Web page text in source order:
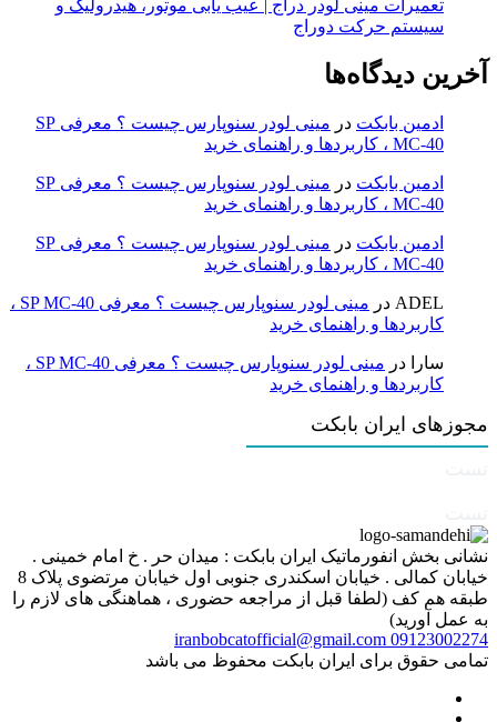
تعمیرات مینی لودر دراج | عیب یابی موتور، هیدرولیک و
سیستم حرکت دوراج
آخرین دیدگاه‌ها
ادمین بابکت در
مینی لودر سنوپارس چیست ؟ معرفی SP
MC-40 ، کاربردها و راهنمای خرید
ادمین بابکت در
مینی لودر سنوپارس چیست ؟ معرفی SP
MC-40 ، کاربردها و راهنمای خرید
ادمین بابکت در
مینی لودر سنوپارس چیست ؟ معرفی SP
MC-40 ، کاربردها و راهنمای خرید
ADEL در
مینی لودر سنوپارس چیست ؟ معرفی SP MC-40 ،
کاربردها و راهنمای خرید
سارا در
مینی لودر سنوپارس چیست ؟ معرفی SP MC-40 ،
کاربردها و راهنمای خرید
مجوزهای ایران بابکت
نشانی بخش انفورماتیک ایران بابکت : میدان حر . خ امام خمینی .
خیابان کمالی . خیابان اسکندری جنوبی اول خیابان مرتضوی پلاک 8
طبقه هم کف (لطفا قبل از مراجعه حضوری ، هماهنگی های لازم را
به عمل آورید)
09123002274
iranbobcatofficial@gmail.com
تمامی حقوق برای ایران بابکت محفوظ می باشد